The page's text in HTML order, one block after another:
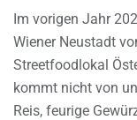
Im vorigen Jahr
Wiener Neustadt
Streetfoodlokal
kommt nicht von
Reis, feurige